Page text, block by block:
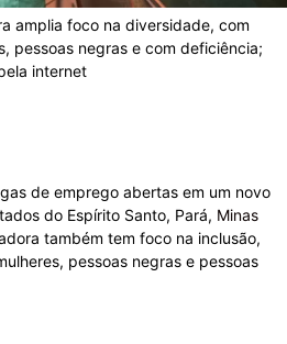
amplia foco na diversidade, com
pessoas negras e com deficiência;
internet
de emprego abertas em um novo
do Espírito Santo, Pará, Minas
também tem foco na inclusão,
pessoas negras e pessoas